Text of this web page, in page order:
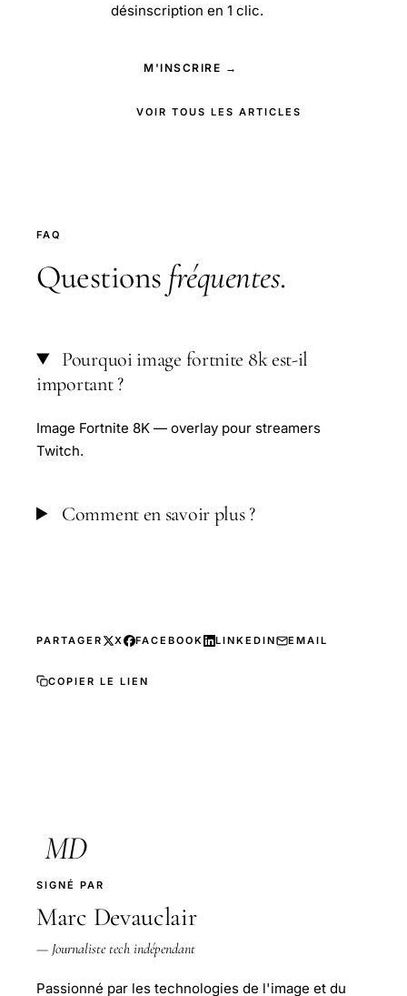
désinscription en 1 clic.
M'INSCRIRE →
VOIR TOUS LES ARTICLES
FAQ
Questions fréquentes.
Pourquoi image fortnite 8k est-il
important ?
Image Fortnite 8K — overlay pour streamers
Twitch.
Comment en savoir plus ?
PARTAGER X FACEBOOK LINKEDIN EMAIL
COPIER LE LIEN
MD
SIGNÉ PAR
Marc Devauclair
— Journaliste tech indépendant
Passionné par les technologies de l'image et du